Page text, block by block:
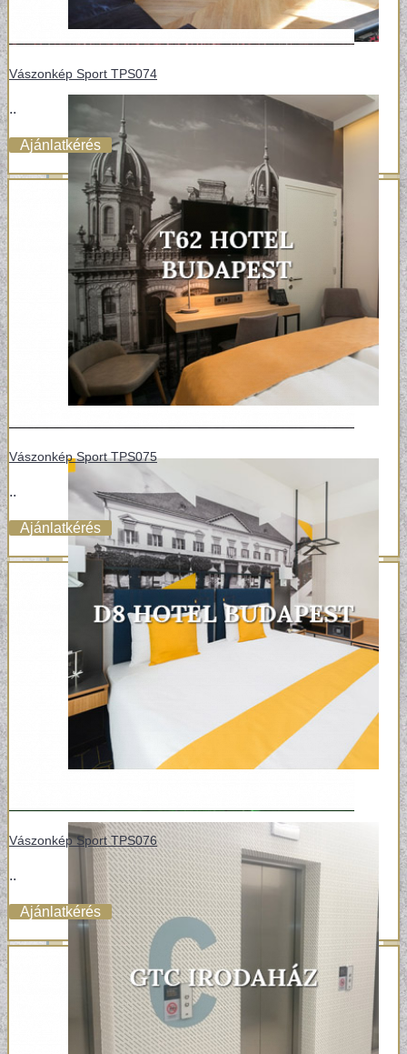
Vászonkép Sport TPS074
..
Ajánlatkérés
Vászonkép Sport TPS075
..
Ajánlatkérés
Vászonkép Sport TPS076
..
Ajánlatkérés